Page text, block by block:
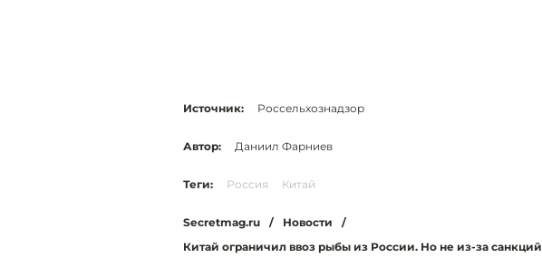
Источник: Россельхознадзор
Автор: Даниил Фарниев
Теги: Россия Китай
Secretmag.ru / Новости
/
Китай ограничил ввоз рыбы из России. Но не из-за санкций